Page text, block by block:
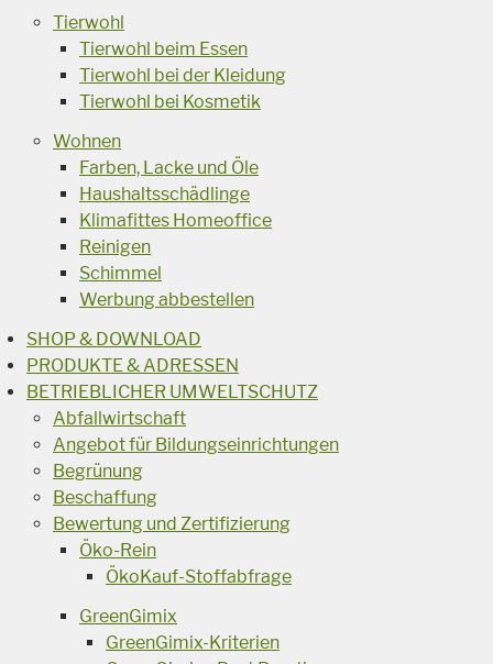
Tierwohl
Tierwohl beim Essen
Tierwohl bei der Kleidung
Tierwohl bei Kosmetik
Wohnen
Farben, Lacke und Öle
Haushaltsschädlinge
Klimafittes Homeoffice
Reinigen
Schimmel
Werbung abbestellen
SHOP & DOWNLOAD
PRODUKTE & ADRESSEN
BETRIEBLICHER UMWELTSCHUTZ
Abfallwirtschaft
Angebot für Bildungseinrichtungen
Begrünung
Beschaffung
Bewertung und Zertifizierung
Öko-Rein
ÖkoKauf-Stoffabfrage
GreenGimix
GreenGimix-Kriterien